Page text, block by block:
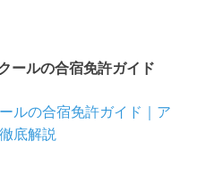
ールの合宿免許ガイド
ルの合宿免許ガイド｜ア
底解説